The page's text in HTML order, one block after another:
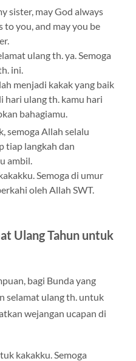
sister, may God always
to you, and may you be
ulang th. ya. Semoga
ini.
menjadi kakak yang baik
hari ulang th. kamu hari
bahagiamu.
semoga Allah selalu
tiap langkah dan
ambil.
Semoga di umur
oleh Allah SWT.
Ulang Tahun untuk
bagi Bunda yang
selamat ulang th. untuk
wejangan ucapan di
kakakku. Semoga